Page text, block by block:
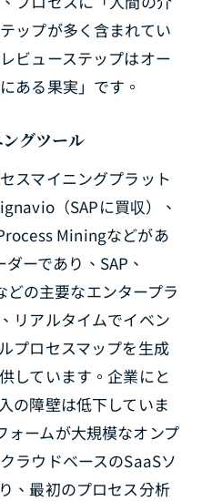
ップが多く含まれてい
ビューステップはオー
ある果実」です。
グツール
スマイニングプラット
（SAPに買収）、
Miningなどがあ
ーであり、SAP、
の主要なエンタープラ
リアルタイムでイベン
プロセスマップを生成
しています。企業にと
の障壁は低下していま
ームが大規模なオンプ
ラウドベースのSaaSソ
、最初のプロセス分析